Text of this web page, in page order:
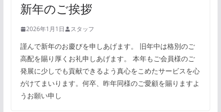
新年のご挨拶
2026年1月1日 スタッフ
謹んで新年のお慶びを申しあげます。 旧年中は格別のご
高配を賜り厚くお礼申しあげます。 本年もご会員様のご
発展に少しでも貢献できるよう真心をこめたサービスを心
がけてまいります。何卒、昨年同様のご愛顧を賜りますよ
うお願い申し